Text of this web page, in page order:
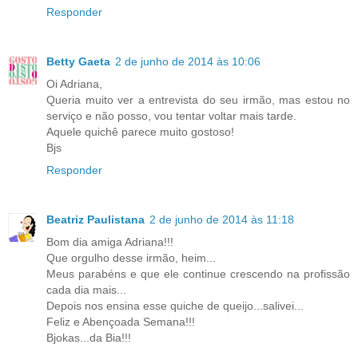
Responder
Betty Gaeta 2 de junho de 2014 às 10:06
Oi Adriana,
Queria muito ver a entrevista do seu irmão, mas estou no
serviço e não posso, vou tentar voltar mais tarde.
Aquele quichê parece muito gostoso!
Bjs
Responder
Beatriz Paulistana 2 de junho de 2014 às 11:18
Bom dia amiga Adriana!!!
Que orgulho desse irmão, heim...
Meus parabéns e que ele continue crescendo na profissão
cada dia mais...
Depois nos ensina esse quiche de queijo...salivei...
Feliz e Abençoada Semana!!!
Bjokas...da Bia!!!